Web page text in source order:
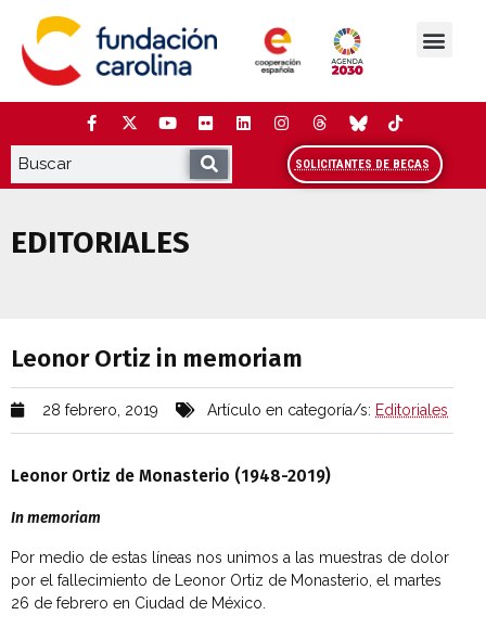
contenido
SOLICITANTES DE BECAS
EDITORIALES
Leonor Ortiz in memoriam
28 febrero, 2019 Artículo en categoría/s: Editoriales
Leonor Ortiz de Monasterio (1948-2019)
In memoriam
Por medio de estas líneas nos unimos a las muestras de dolor
por el fallecimiento de Leonor Ortiz de Monasterio, el martes
26 de febrero en Ciudad de México.